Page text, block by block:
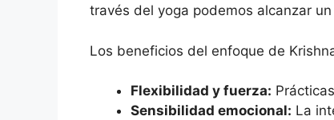
través del yoga podemos alcanzar
Los beneficios del enfoque de
Flexibilidad y fuerza:
Sensibilidad emocional: La